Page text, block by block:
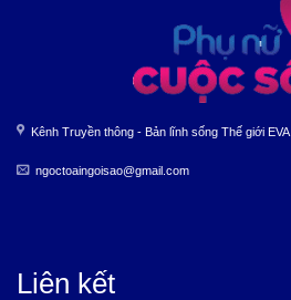
Kênh Truyền thông - Bản lĩnh sống Thế giới EVA
ngoctoaingoisao@gmail.com
Liên kết